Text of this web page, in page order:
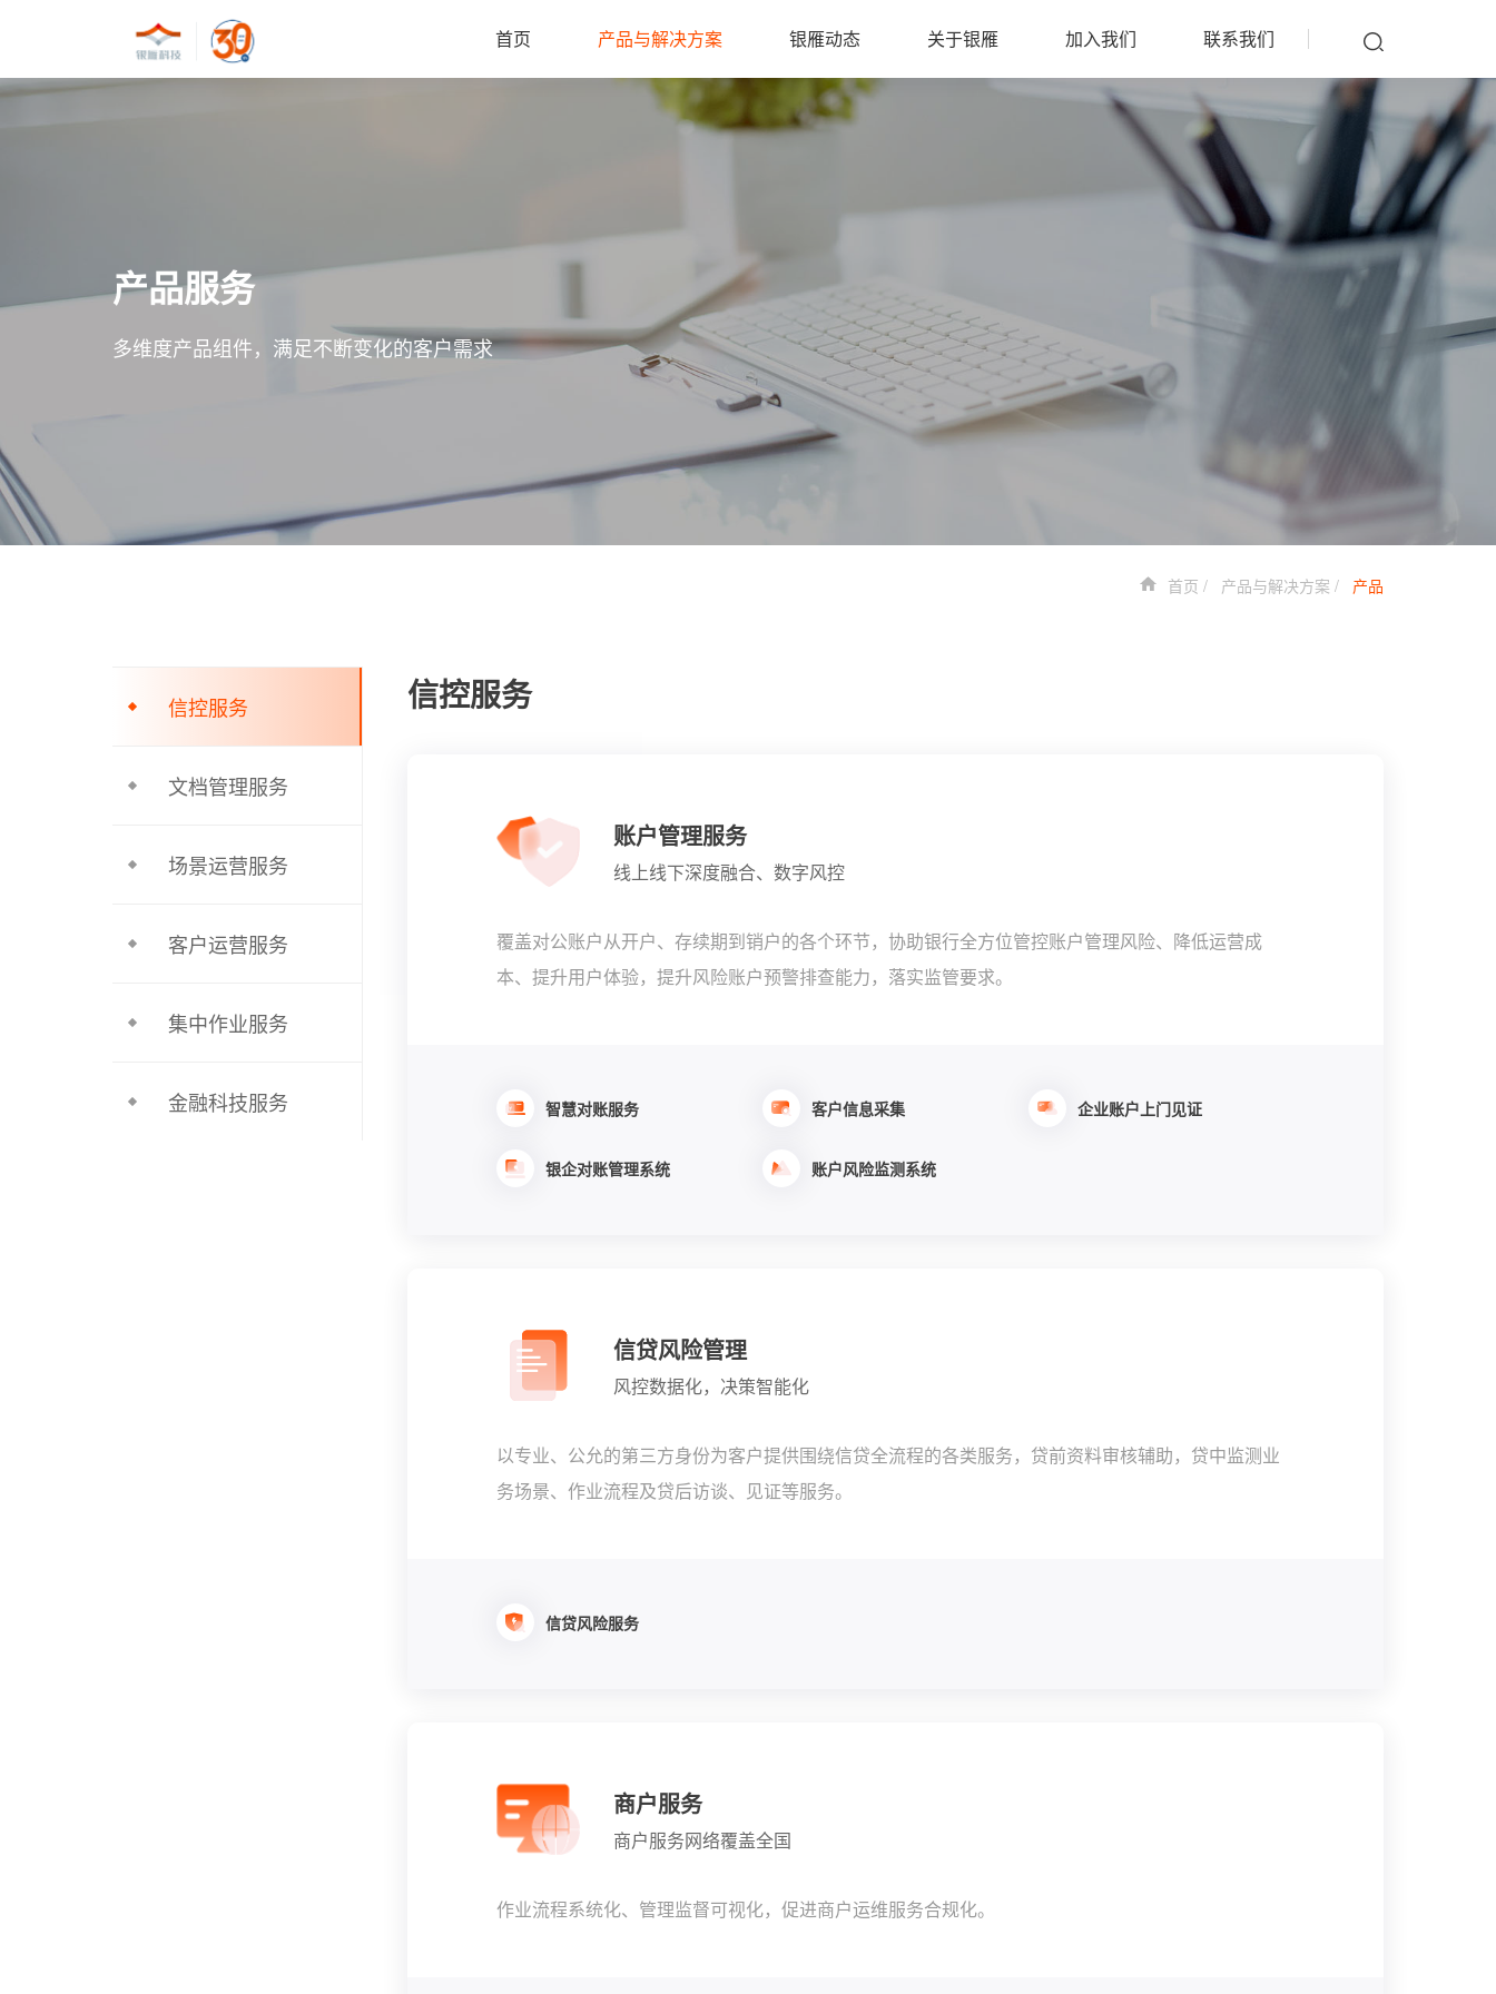
首页 产品与解决方案 银雁动态 关于银雁 加入我们 联系我们
产品服务
多维度产品组件，满足不断变化的客户需求
首页 产品与解决方案 产品
信控服务
文档管理服务
场景运营服务
客户运营服务
集中作业服务
金融科技服务
信控服务
账户管理服务
线上线下深度融合、数字风控
覆盖对公账户从开户、存续期到销户的各个环节，协助银行全方位管控账户管理风险、降低运营成
本、提升用户体验，提升风险账户预警排查能力，落实监管要求。
智慧对账服务 客户信息采集 企业账户上门见证
银企对账管理系统 账户风险监测系统
信贷风险管理
风控数据化，决策智能化
以专业、公允的第三方身份为客户提供围绕信贷全流程的各类服务，贷前资料审核辅助，贷中监测业
务场景、作业流程及贷后访谈、见证等服务。
信贷风险服务
商户服务
商户服务网络覆盖全国
作业流程系统化、管理监督可视化，促进商户运维服务合规化。